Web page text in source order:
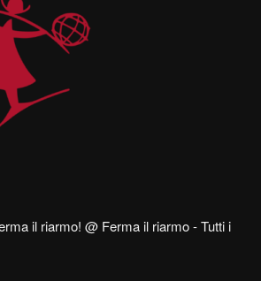
il riarmo! @ Ferma il riarmo - Tutti i